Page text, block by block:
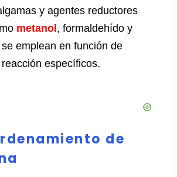
y agentes reductores
metanol , formaldehído y
emplean en función de
específicos.
de